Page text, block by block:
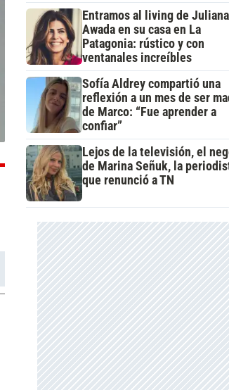
Entramos al living de Juliana
Awada en su casa en La
Patagonia: rústico y con
ventanales increíbles
Sofía Aldrey compartió una
reflexión a un mes de ser
de Marco: “Fue aprender a
confiar”
Lejos de la televisión, el
de Marina Señuk, la
que renunció a TN